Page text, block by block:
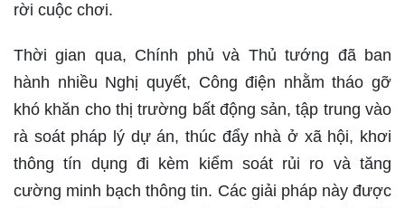
rời cuộc chơi.
Thời gian qua, Chính phủ và Thủ tướng đã ban
hành nhiều Nghị quyết, Công điện nhằm tháo gỡ
khó khăn cho thị trường bất động sản, tập trung vào
rà soát pháp lý dự án, thúc đẩy nhà ở xã hội, khơi
thông tín dụng đi kèm kiểm soát rủi ro và tăng
cường minh bạch thông tin. Các giải pháp này được